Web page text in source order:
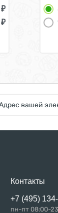
₽
₽
Контакты
+7 (495)
пн-пт 08:00-